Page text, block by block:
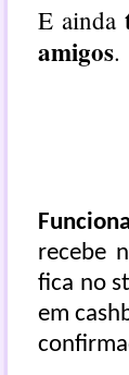
E ainda
amigos.
recebe
fica no
em